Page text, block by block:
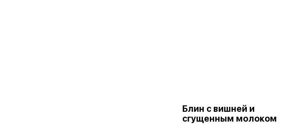
Блин с вишней и
сгущенным молоком